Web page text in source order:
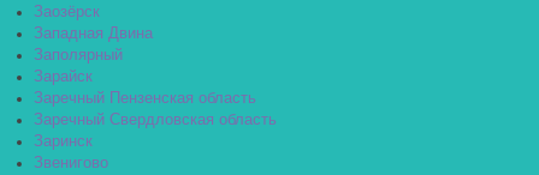
Заозёрск
Западная Двина
Заполярный
Зарайск
Заречный Пензенская область
Заречный Свердловская область
Заринск
Звенигово